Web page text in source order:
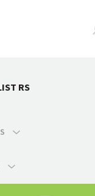
RS